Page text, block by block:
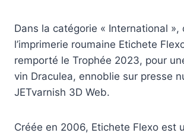
Dans la catégorie « International »,
l’imprimerie roumaine Etichete
remporté le Trophée 2023, pour
vin Draculea, ennoblie sur presse
JETvarnish 3D Web.
Créée en 2006, Etichete Flexo est